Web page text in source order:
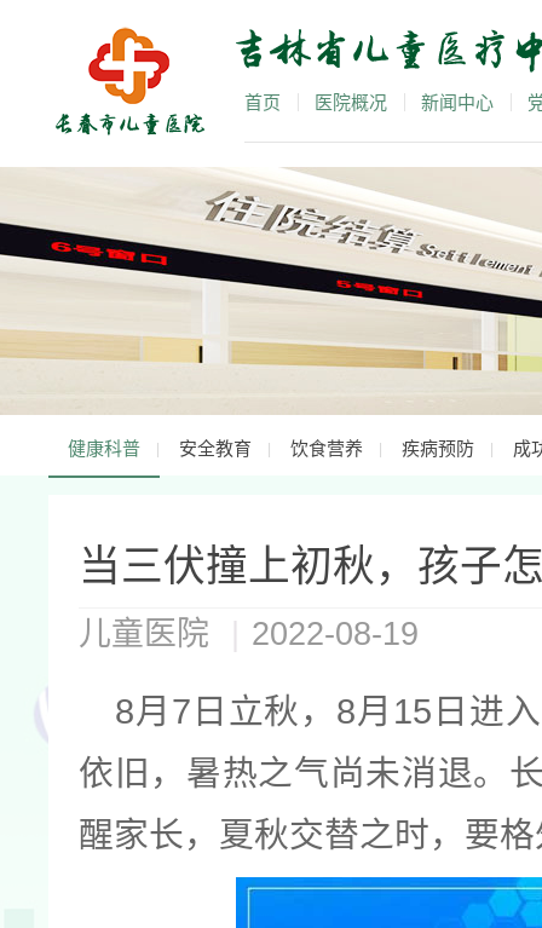
首页 医院概况 新闻中心
健康科普 安全教育 饮食营养 疾病预防 成
当三伏撞上初秋，孩子
儿童医院 2022-08-19
8月7日立秋，8月15日进
依旧，暑热之气尚未消退。
醒家长，夏秋交替之时，要